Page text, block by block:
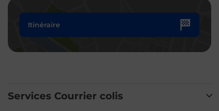
Itinéraire
Services Courrier colis